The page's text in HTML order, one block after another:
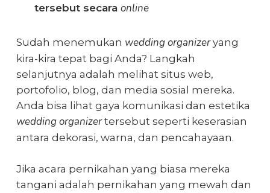
tersebut secara online
Sudah menemukan wedding organizeryang
kira-kira tepat bagi Anda? Langkah
selanjutnya adalah melihat situs web,
portofolio, blog, dan media sosial mereka.
Anda bisa lihat gaya komunikasi dan estetika
wedding organizertersebut seperti keserasian
antara dekorasi, warna, dan pencahayaan.
Jika acara pernikahan yang biasa mereka
tangani adalah pernikahan yang mewah dan